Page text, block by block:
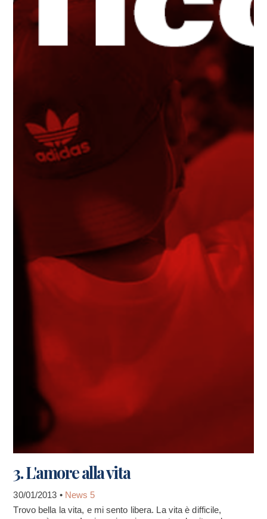
3. L'amore alla vita
30/01/2013 • News 5
Trovo bella la vita, e mi sento libera. La vita è difficile,